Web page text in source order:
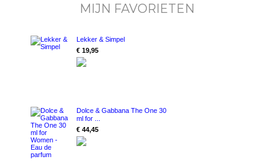
MIJN FAVORIETEN
Lekker & Simpel
€ 19,95
Dolce & Gabbana The One 30
ml for ...
€ 44,45